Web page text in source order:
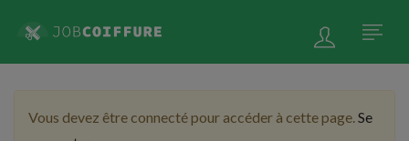
Vous devez être connecté pour accéder à cette page.Se